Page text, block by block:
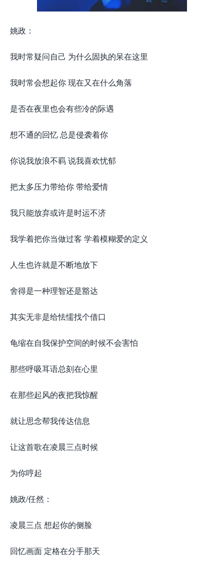
姚政：
我时常疑问自己 为什么固执的呆在这里
我时常会想起你 现在又在什么角落
是否在夜里也会有些冷的际遇
想不通的回忆 总是侵袭着你
你说我放浪不羁 说我喜欢忧郁
把太多压力带给你 带给爱情
我只能放弃或许是时运不济
我学着把你当做过客 学着模糊爱的定义
人生也许就是不断地放下
舍得是一种理智还是豁达
其实无非是给怯懦找个借口
龟缩在自我保护空间的时候不会害怕
那些呼吸耳语总刻在心里
在那些起风的夜把我惊醒
就让思念帮我传达信息
让这首歌在凌晨三点时候
为你哼起
姚政/任然：
凌晨三点 想起你的侧脸
回忆画面 定格在分手那天